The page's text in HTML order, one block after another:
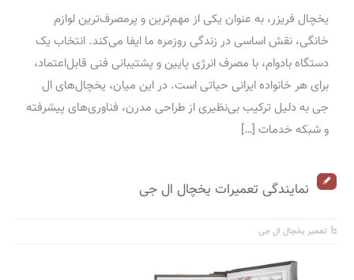
یخچال فریزر، به عنوان یکی از مهم‌ترین و پرمصرف‌ترین لوازم
خانگی، نقش اساسی در زندگی روزمره ما ایفا می‌کند. انتخاب یک
دستگاه بادوام، با مصرف انرژی پایین و پشتیبانی فنی قابل‌اعتماد،
برای هر خانواده ایرانی حیاتی است. در این میان، یخچال‌های ال
جی به دلیل ترکیب بی‌نظیری از طراحی مدرن، فناوری‌های پیشرفته
و شبکه خدمات […]
نمایندگی تعمیرات یخچال ال جی
تعمیر یخچال ال جی